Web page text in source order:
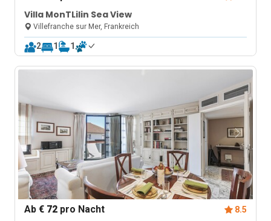
Villa MonTLilin Sea View
Villefranche sur Mer, Frankreich
2 1 1
Ab€ 72 pro Nacht 8.5